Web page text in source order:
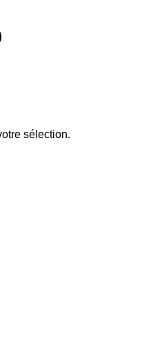
sélection.